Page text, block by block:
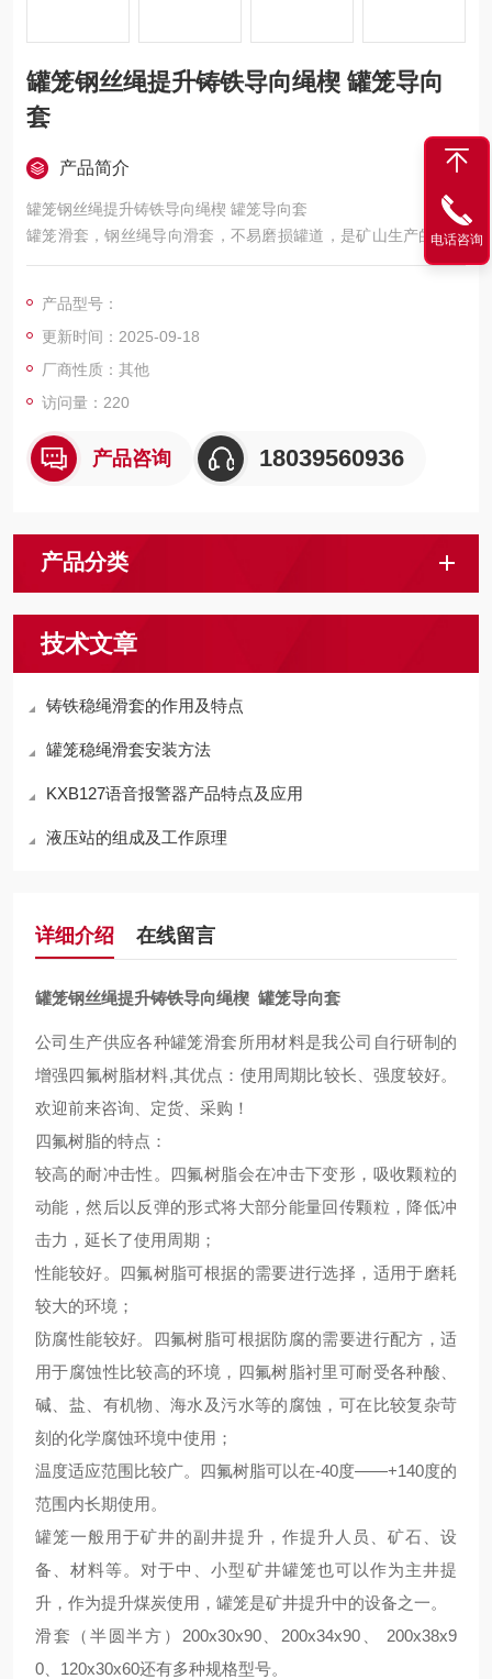
罐笼钢丝绳提升铸铁导向绳楔 罐笼导向
套
产品简介
罐笼钢丝绳提升铸铁导向绳楔 罐笼导向套
罐笼滑套，钢丝绳导向滑套，不易磨损罐道，是矿山生产的配件
产品。稳绳滑套较大限度地保护钢丝绳，减少了对钢丝绳的磨
产品型号：
更新时间：2025-09-18
厂商性质：其他
访问量：220
产品咨询 18039560936
产品分类
技术文章
铸铁稳绳滑套的作用及特点
罐笼稳绳滑套安装方法
KXB127语音报警器产品特点及应用
液压站的组成及工作原理
详细介绍 在线留言
罐笼钢丝绳提升铸铁导向绳楔 罐笼导向套
公司生产供应各种罐笼滑套所用材料是我公司自行研制的
增强四氟树脂材料,其优点： 使用周期比较长、强度较好。
欢迎前来咨询、定货、采购！
四氟树脂的特点：
较高的耐冲击性 。
四氟树脂会在冲击下变形，吸收颗粒的
动能，然后以反弹的形式将大部分能量回传颗粒，降低冲
击力， 延长了使用 周期 ；
性能较好。
四氟树脂可根据的需要进行选择，适用于磨耗
较大的环境；
防腐性能较好。
四氟树脂可根据防腐的需要进行配方，适
用于腐蚀性比较高的环境 ， 四氟树脂衬里可耐受各种酸、
碱、盐、有机物、海水及污水等的腐蚀，可在 比较复杂苛
刻的化学腐蚀环境中使用；
温度适应范围 比较广。 四氟树脂可以在-40度——+140度的
范围内长期使用 。
罐笼一般用于矿井的副井提升，作提升人员、矿石、设
备、材料等。对于中、小型矿井罐笼也可以作为主井提
升，作为提升煤炭使用，罐笼是矿井提升中的设备之一。
滑套（半圆半方） 200x30x90、200x34x90、 200x38x9
0、120x30x60还有多种规格型号。
电话咨询